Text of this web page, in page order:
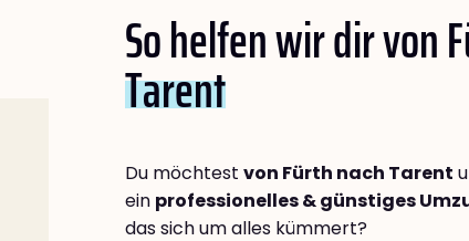
So helfen wir dir von
Tarent
Du möchtest von Fürth nach Tarent
ein professionelles & günstiges
das sich um alles kümmert?